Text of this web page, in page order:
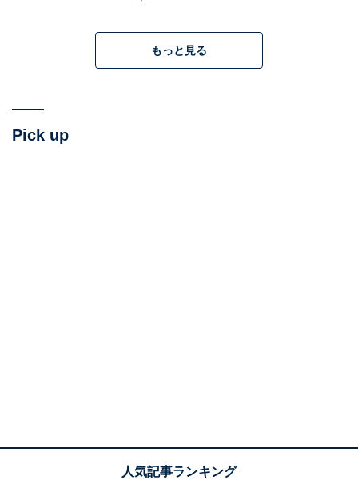
ラするシチュエーションも面白く、あるポイントで猫が
としても秀逸なのがたまりませ
Apple TV＋で近日配信予定です。
もっと見る
Pick up